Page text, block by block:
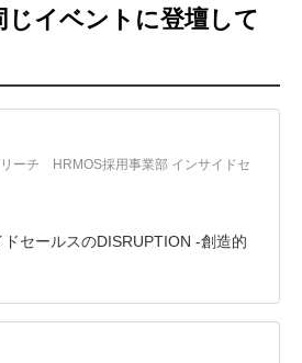
じイベントに登壇して
ーチ HRMOS採用事業部 インサイドセ
セールスのDISRUPTION -創造的